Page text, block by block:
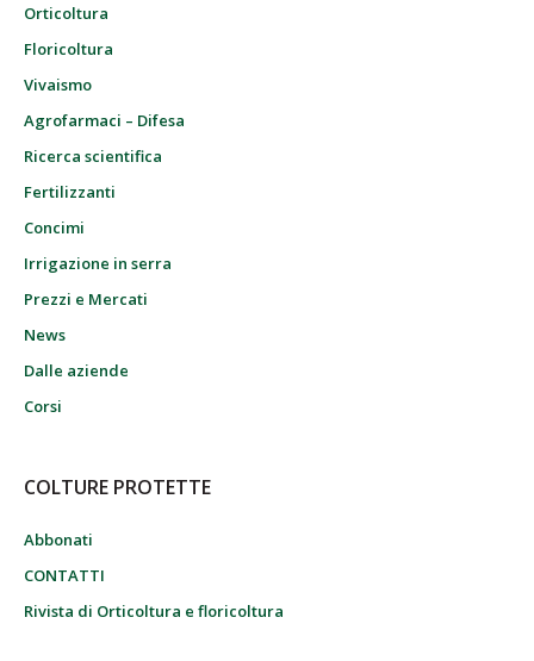
Orticoltura
Floricoltura
Vivaismo
Agrofarmaci – Difesa
Ricerca scientifica
Fertilizzanti
Concimi
Irrigazione in serra
Prezzi e Mercati
News
Dalle aziende
Corsi
COLTURE PROTETTE
Abbonati
CONTATTI
Rivista di Orticoltura e floricoltura